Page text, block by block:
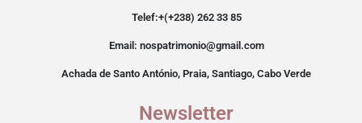
Telef:+(+238) 262 33 85
Email: nospatrimonio@gmail.com
Achada de Santo António, Praia, Santiago, Cabo Verde
Newsletter